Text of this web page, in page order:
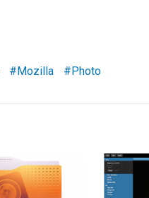
Mozilla Photo